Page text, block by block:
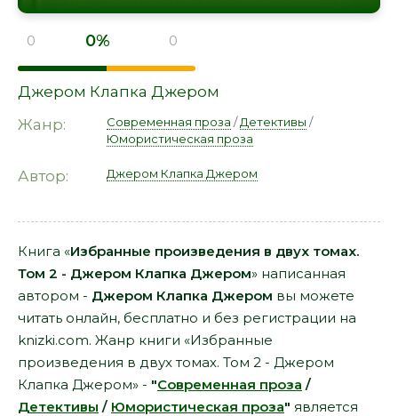
0 0% 0
Джером Клапка Джером
Жанр:
Современная проза /Детективы /
Юмористическая проза
Автор: Джером Клапка Джером
Книга «Избранные произведения в двух томах.
Том 2 - Джером Клапка Джером» написанная
автором - Джером Клапка Джером вы можете
читать онлайн, бесплатно и без регистрации на
knizki.com. Жанр книги «Избранные
произведения в двух томах. Том 2 - Джером
Клапка Джером» - "Современная проза /
Детективы / Юмористическая проза" является